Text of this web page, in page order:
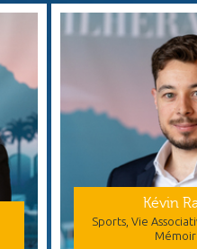
Kévin
Sports, Vie